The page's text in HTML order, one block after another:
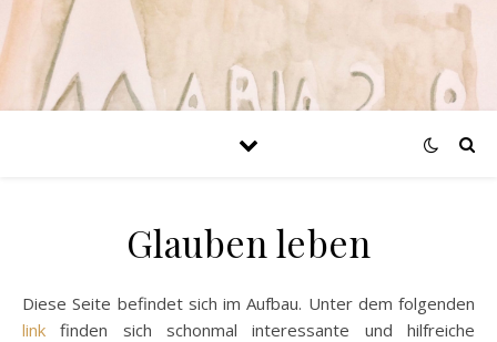
Glauben leben
Diese Seite befindet sich im Aufbau. Unter dem folgenden
linkfinden sich schonmal interessante und hilfreiche